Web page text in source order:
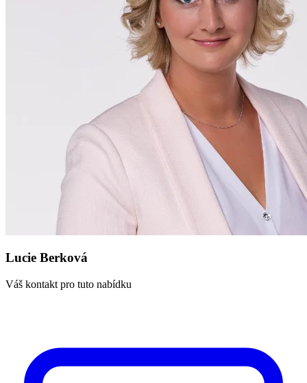
Lucie Berková
Váš kontakt pro tuto nabídku